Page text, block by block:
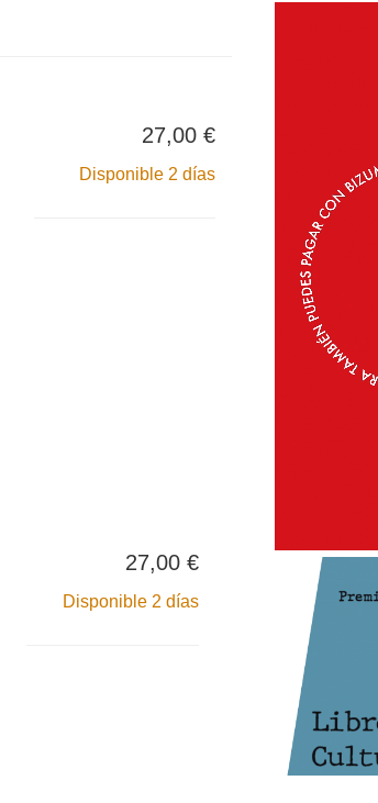
27,00 €
Disponible 2 días
27,00 €
Disponible 2 días